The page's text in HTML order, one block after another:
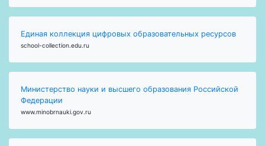
Единая коллекция цифровых образовательных ресурсов
school-collection.edu.ru
Министерство науки и высшего образования Российской
Федерации
www.minobrnauki.gov.ru